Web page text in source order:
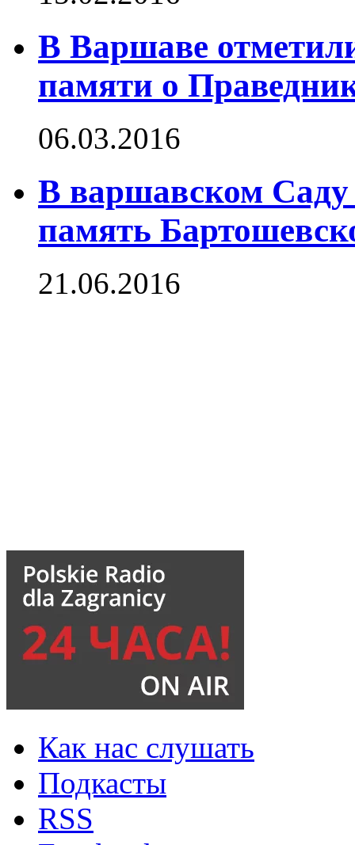
В Варшаве
памяти о
06.03.2016
В варшавском
память
21.06.2016
Как нас слушать
Подкасты
RSS